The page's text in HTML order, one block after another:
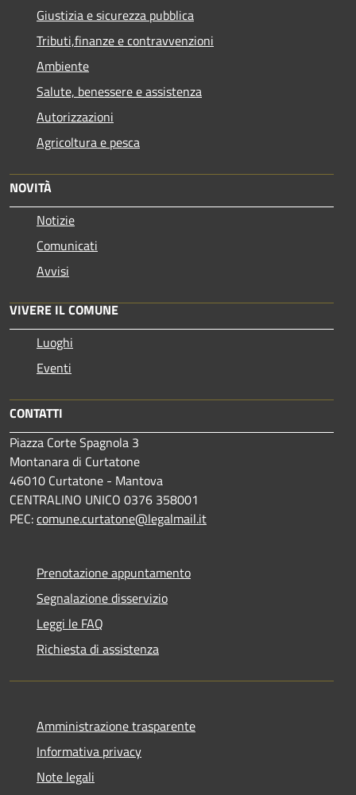
Giustizia e sicurezza pubblica
Tributi,finanze e contravvenzioni
Ambiente
Salute, benessere e assistenza
Autorizzazioni
Agricoltura e pesca
NOVITÀ
Notizie
Comunicati
Avvisi
VIVERE IL COMUNE
Luoghi
Eventi
CONTATTI
Piazza Corte Spagnola 3
Montanara di Curtatone
46010 Curtatone - Mantova
CENTRALINO UNICO 0376 358001
PEC:comune.curtatone@legalmail.it
Prenotazione appuntamento
Segnalazione disservizio
Leggi le FAQ
Richiesta di assistenza
Amministrazione trasparente
Informativa privacy
Note legali